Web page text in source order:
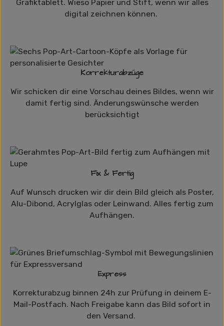
Grafiktablett. Wieso Papier und Stift, wenn wir alles
digital zeichnen können.
Korrekturabzüge
Wir schicken dir eine Vorschau deines Bildes, wenn wir
damit fertig sind. Änderungswünsche werden
berücksichtigt
Fix & Fertig
Auf Wunsch drucken wir dir dein Bild gleich als Poster,
Alu-Dibond, Acrylglas oder Leinwand. Alles fertig zum
Aufhängen.
Express
Korrekturabzug binnen 24h zur Prüfung in deinem E-
Mail-Postfach. Nach Freigabe kann das Bild sofort in
den Versand.